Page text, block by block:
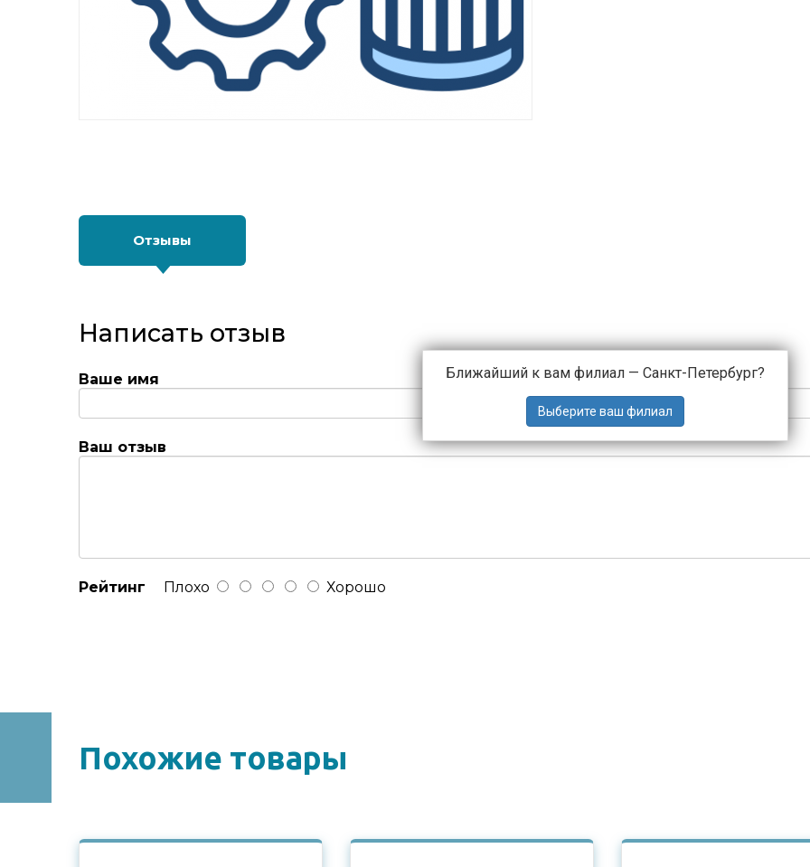
Ближайший к вам филиал — Санкт-Петербург?
Отзывы
Написать отзыв
Ваше имя
Ваш отзыв
Рейтинг Плохо Хорошо
Похожие товары